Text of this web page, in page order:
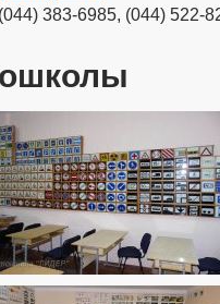
383-6985, (044) 522-